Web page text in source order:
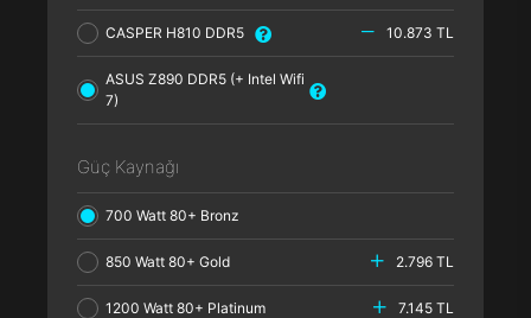
CASPER H810 DDR5 10.873 TL
ASUS Z890 DDR5 (+ Intel Wifi
7)
Güç Kaynağı
700 Watt 80+ Bronz
850 Watt 80+ Gold 2.796 TL
1200 Watt 80+ Platinum 7.145 TL